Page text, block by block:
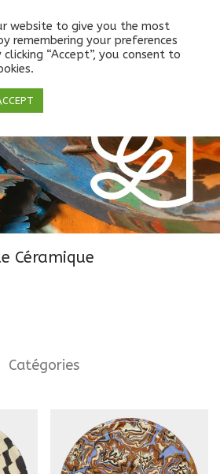
Céramique
Catégories
website to give you the most
remembering your preferences
“Accept”, you consent to